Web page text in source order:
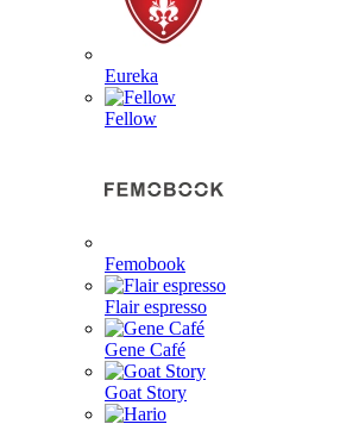
Eureka
Fellow
Femobook
Flair espresso
Gene Café
Goat Story